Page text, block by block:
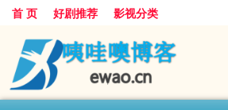
首 页 好剧推荐 影视分类